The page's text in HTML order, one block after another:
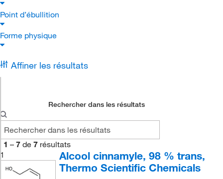
Point d’ébullition
Forme physique
Affiner les résultats
Rechercher dans les résultats
1 – 7 de 7 résultats
1
Alcool cinnamyle, 98 % trans,
Thermo Scientific Chemicals